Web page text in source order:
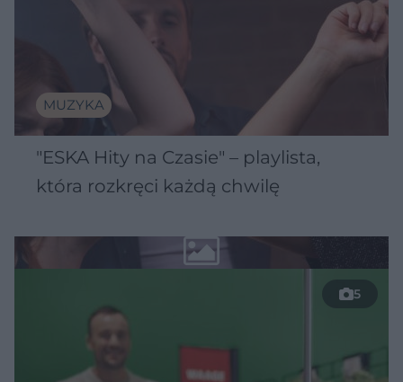
MUZYKA
"ESKA Hity na Czasie" – playlista,
która rozkręci każdą chwilę
5